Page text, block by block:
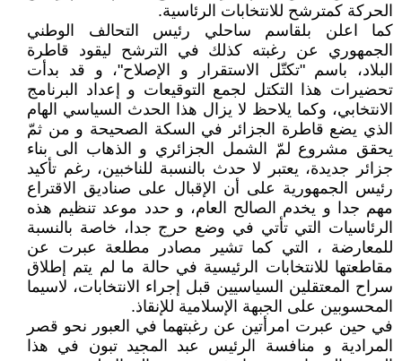
الحركة كمترشح للانتخابات الرئاسية.
كما اعلن بلقاسم ساحلي رئيس التحالف الوطني
الجمهوري عن رغبته كذلك في الترشح ليقود قاطرة
البلاد، باسم "تكتّل الاستقرار و الإصلاح"، و قد بدأت
تحضيرات هذا التكتل لجمع التوقيعات و إعداد البرنامج
الانتخابي، وكما يلاحظ لا يزال هذا الحدث السياسي الهام
الذي يضع قاطرة الجزائر في السكة الصحيحة و من ثمّ
يحقق مشروع لمّ الشمل الجزائري و الذهاب الى بناء
جزائر جديدة، يعتبر لا حدث بالنسبة للناخبين، رغم تأكيد
رئيس الجمهورية على أن الإقبال على صناديق الاقتراع
مهم جدا و يخدم الصالح العام، و حدد موعد تنظيم هذه
الرئاسيات التي تأتي في وضع حرج جدا، خاصة بالنسبة
للمعارضة ، التي كما تشير مصادر مطلعة عبرت عن
مقاطعتها للانتخابات الرئيسية في حالة ما لم يتم إطلاق
سراح المعتقلين السياسيين قبل إجراء الانتخابات، لاسيما
المحسوبين على الجبهة الإسلامية للإنقاذ.
في حين عبرت امرأتين عن رغبتهما في العبور نحو قصر
المرادية و منافسة الرئيس عبد المجيد تبون في هذا